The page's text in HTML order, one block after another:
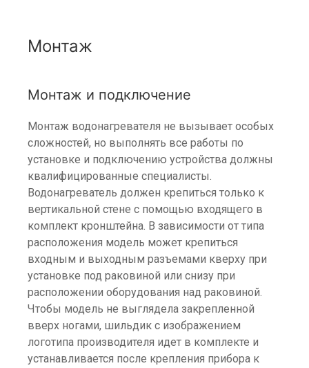
Монтаж
Монтаж и подключение
Монтаж водонагревателя не вызывает особых
сложностей, но выполнять все работы по
установке и подключению устройства должны
квалифицированные специалисты.
Водонагреватель должен крепиться только к
вертикальной стене с помощью входящего в
комплект кронштейна. В зависимости от типа
расположения модель может крепиться
входным и выходным разъемами кверху при
установке под раковиной или снизу при
расположении оборудования над раковиной.
Чтобы модель не выглядела закрепленной
вверх ногами, шильдик с изображением
логотипа производителя идет в комплекте и
устанавливается после крепления прибора к